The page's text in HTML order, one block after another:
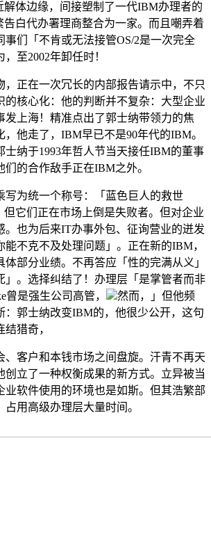
体边缘，间接塑制了一代IBM办理者的
白代办署理商整合为一家。而且嘲弄着
事们「不肯或无法接管OS/2是一次完全
至2002年卸任时！
正在一次冗长的内部报告请示中，不只
的核心化：他的判断并不复杂：大型企业
发上海！精准点出了郭士纳带领力的焦
，他走了，IBM早已不是90年代的IBM。
士纳于1993年哲人节当天接任IBM的董事
的合作敌手正在IBM之外。
为统一个称号：「蓝色巨人的救世
它们正在市场上倒是失败者。但对企业
。也为后来IT办事外包、征询营业的迸发
不克不及处理问题」。正在新的IBM，
部分业绩。不再答应「性的完满从义」
」。选择纠结了！办理层「是掌管者而非
曾是强生公司高管，
然而，」但他频
：郭士纳改变IBM的，他很少公开，这句
猎奇，
客户和本钱市场之间盘旋。汗青不再天
创立了一种权衡成果的新方式。立异被当
业软件使用的环境也是如斯。但其浩繁部
用高级办理层大量时间。